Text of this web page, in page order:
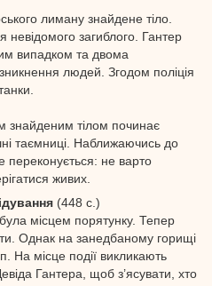
лиману знайдене тіло.
невідомого загиблого. Гантер
випадком та двома
людей. Згодом поліція
знайденим тілом починає
таємниці. Наближаючись до
переконується: не варто
живих.
(448 с.)
місцем порятунку. Тепер
Однак на занедбаному горищі
На місце події викликають
Гантера, щоб з’ясувати, хто